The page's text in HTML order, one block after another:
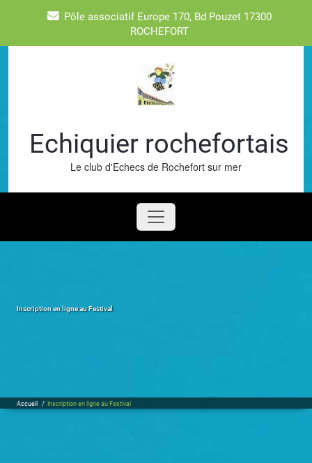
Pôle associatif Europe 170, Bd Pouzet 17300
ROCHEFORT
Echiquier rochefortais
Le club d'Echecs de Rochefort sur mer
Inscription en ligne au Festival
Accueil / Inscription en ligne au Festival